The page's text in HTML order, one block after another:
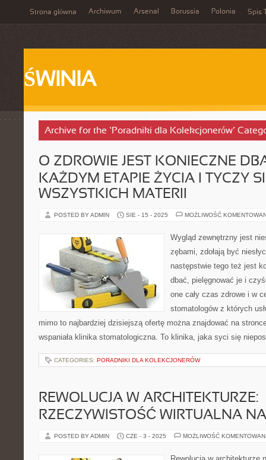
Strona główna Archiwum Arsenal Borussia Polonia Spis
ŚWINIA
Archive for the ‘Poradniki dla Kolekcjonerów’
O ZDROWIE JEST KONIECZNE
KAŻDYM ETAPIE ŻYCIA I TYCZY
WSZYSTKICH MATERII
POSTED BY ADMIN SIE - 15 - 2025 MOŻLIWOŚĆ
Wygląd zewnętrzny jest
zębami, zdołają być
następstwie tego też jest
dbać, pielęgnować je i
one cały czas zdrowe i w
stomatologów z których
mimo to najbardziej dzisiejszą ofertę można znajdować na
wspaniała klinika stomatologiczna. To klinika, jaka syci się
CATEGORIES: PORADNIKI DLA KOLEKCJONERÓW
REWOLUCJA W ARCHITEKTURZE:
RZECZYWISTOŚĆ WIRTUALNA
POSTED BY ADMIN CZE - 3 - 2025 MOŻLIWOŚĆ